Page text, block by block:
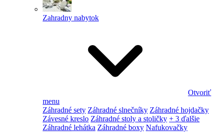
Zahradny nabytok
Otvoriť
menu
Záhradné sety Záhradné slnečníky Záhradné hojdačky
Závesné kreslo Záhradné stoly a stoličky + 3 ďalšie
Záhradné lehátka Záhradné boxy Nafukovačky